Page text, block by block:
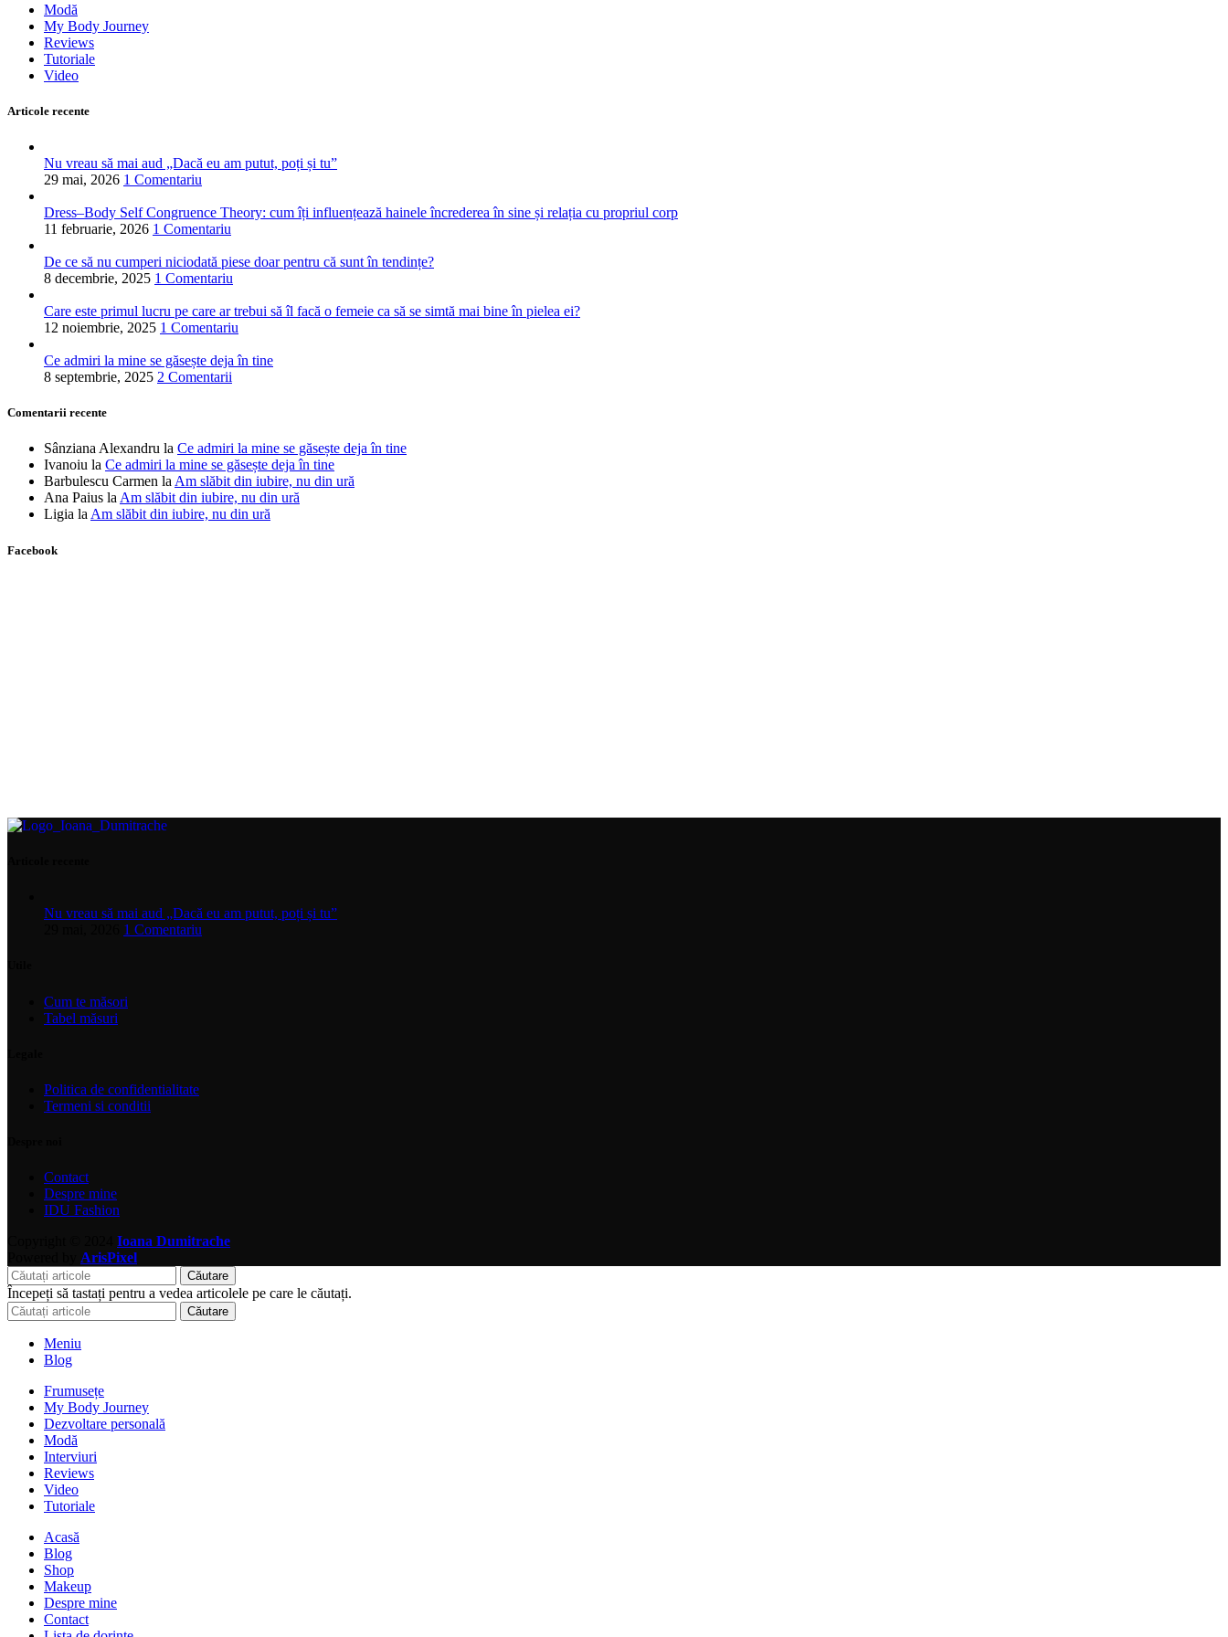
Modă
My Body Journey
Reviews
Tutoriale
Video
Articole recente
Nu vreau să mai aud „Dacă eu am putut, poți și tu”
29 mai, 2026 1 Comentariu
Dress–Body Self Congruence Theory: cum îți influențează hainele încrederea în sine și relația cu propriul corp
11 februarie, 2026 1 Comentariu
De ce să nu cumperi niciodată piese doar pentru că sunt în tendințe?
8 decembrie, 2025 1 Comentariu
Care este primul lucru pe care ar trebui să îl facă o femeie ca să se simtă mai bine în pielea ei?
12 noiembrie, 2025 1 Comentariu
Ce admiri la mine se găsește deja în tine
8 septembrie, 2025 2 Comentarii
Comentarii recente
Sânziana Alexandru la Ce admiri la mine se găsește deja în tine
Ivanoiu la Ce admiri la mine se găsește deja în tine
Barbulescu Carmen laAm slăbit din iubire, nu din ură
Ana Paius laAm slăbit din iubire, nu din ură
Ligia laAm slăbit din iubire, nu din ură
Facebook
Nu vreau să mai aud „Dacă eu am putut, poți și tu”
1 Comentariu
Cum te măsori
Tabel măsuri
Politica de confidentialitate
Termeni si conditii
Contact
Despre mine
IDU Fashion
Ioana Dumitrache
ArisPixel
Căutare
Începeți să tastați pentru a vedea articolele pe care le căutați.
Căutare
Meniu
Blog
Frumusețe
My Body Journey
Dezvoltare personală
Modă
Interviuri
Reviews
Video
Tutoriale
Acasă
Blog
Shop
Makeup
Despre mine
Contact